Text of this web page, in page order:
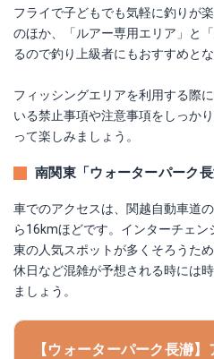
フライで子どもでも気軽に釣りが
のほか、「ルアー専用エリア」と
るので釣り上級者にもおすすめとな
フィッシングエリアを利用する際
いる禁止事項や注意事項をしっか
って楽しみましょう。
南関東「ウォーターパーク
車でのアクセスは、関越自動車道
ら16kmほどです。インターチェ
東の人気スポットが多くそろうた
休日など混雑が予想される時には
ましょう。
【ウォーターパーク長瀞